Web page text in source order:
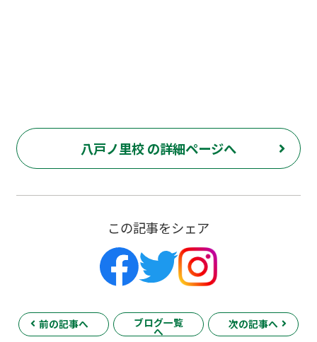
八戸ノ里校 の詳細ページへ
この記事をシェア
前の記事へ ブログ一覧
へ
次の記事へ